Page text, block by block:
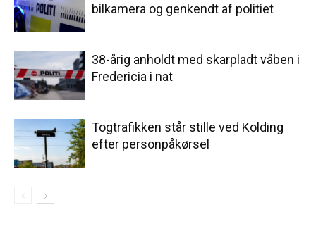
bilkamera og genkendt af politiet
38-årig anholdt med skarpladt våben i
Fredericia i nat
Togtrafikken står stille ved Kolding
efter personpåkørsel